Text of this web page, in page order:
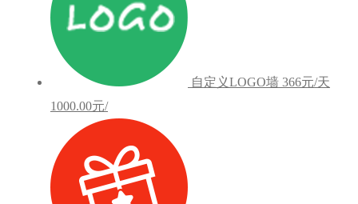
自定义LOGO墙 366元/天
1000.00元/